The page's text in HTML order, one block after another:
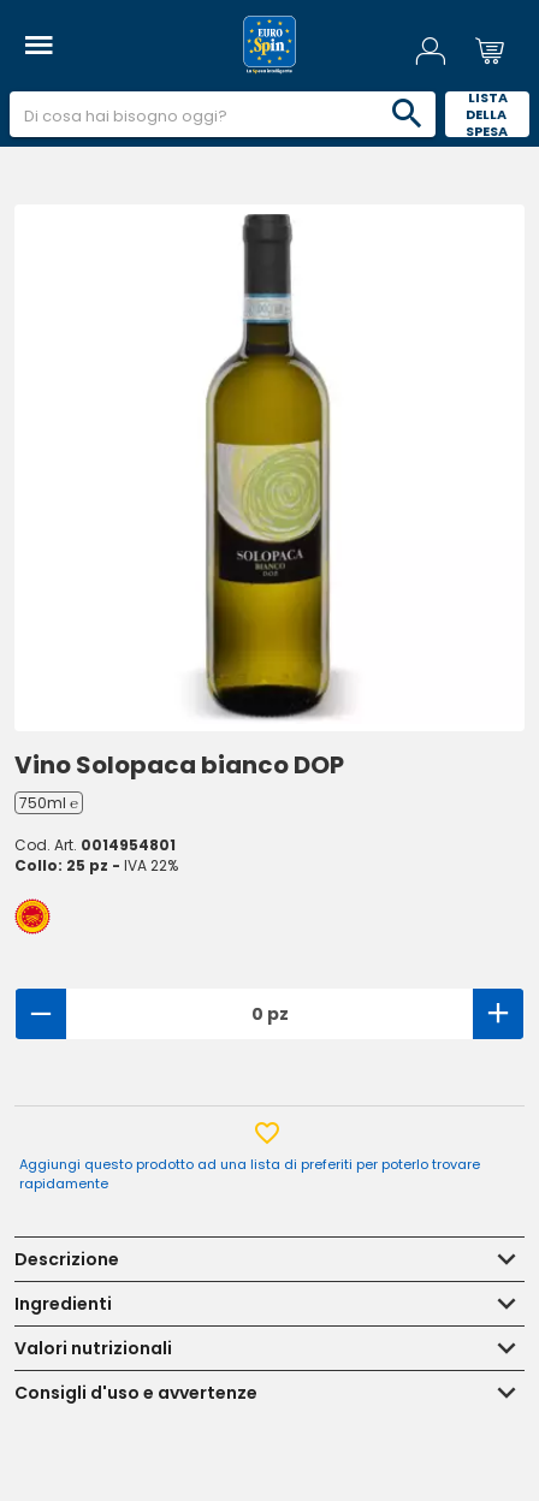
LISTA
DELLA
SPESA
Vino Solopaca bianco DOP
750ml ℮
Cod. Art. 0014954801
Collo: 25 pz - IVA 22%
0 pz
Aggiungi questo prodotto ad una lista di preferiti per poterlo trovare
rapidamente
Descrizione
Ingredienti
Valori nutrizionali
Consigli d'uso e avvertenze